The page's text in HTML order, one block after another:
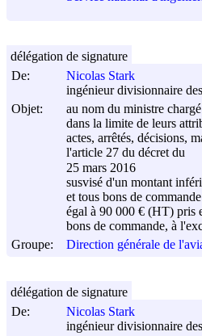
De:
Nicolas Stark
ingénieur divisionnaire
Objet:
au nom du ministre
dans la limite de leurs
actes, arrêtés, décisions,
l'article 27 du décret du
25 mars 2016
susvisé d'un montant
et tous bons de
égal à 90 000 € (HT) pris
bons de commande, à
Groupe:
Direction générale de
délégation de signature
De:
Nicolas Stark
ingénieur divisionnaire
délégation de signature